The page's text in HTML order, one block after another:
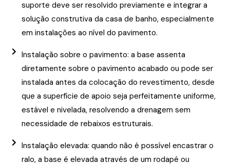
suporte deve ser resolvido previamente e integrar a
solução construtiva da casa de banho, especialmente
em instalações ao nível do pavimento.
Instalação sobre o pavimento: a base assenta
diretamente sobre o pavimento acabado ou pode ser
instalada antes da colocação do revestimento, desde
que a superfície de apoio seja perfeitamente uniforme,
estável e nivelada, resolvendo a drenagem sem
necessidade de rebaixos estruturais.
Instalação elevada: quando não é possível encastrar o
ralo, a base é elevada através de um rodapé ou